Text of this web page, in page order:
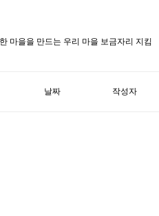
마을을 만드는 우리 마을 보금자리 지킴
날짜 작성자